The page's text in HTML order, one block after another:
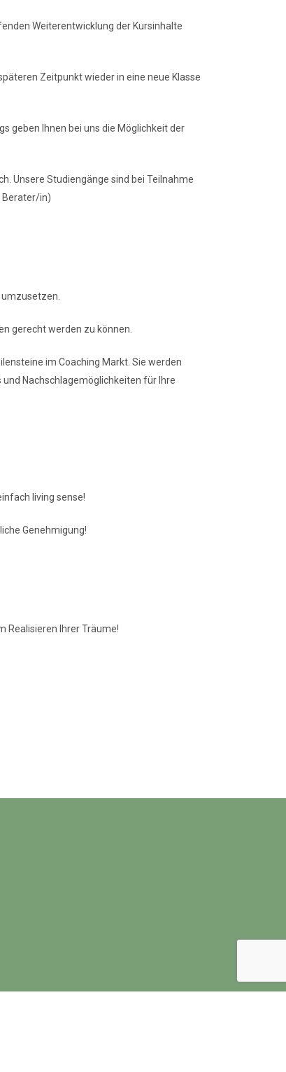
Weiterentwicklung der Kursinhalte
Zeitpunkt wieder in eine neue Klasse
geben Ihnen bei uns die Möglichkeit der
Unsere Studiengänge sind bei Teilnahme
Berater/in)
gerecht werden zu können.
im Coaching Markt. Sie werden
Nachschlagemöglichkeiten für Ihre
living sense!
Genehmigung!
Realisieren Ihrer Träume!